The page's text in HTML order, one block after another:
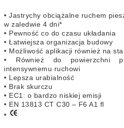
• Jastrychy obciążalne ruchem
w zaledwie 4 dni*
• Pewność co do czasu układania
• Łatwiejsza organizacja budowy
• Możliwość aplikacji również na
• Również do powierzchni
intensywnemu ruchowi
• Lepsza urabialność
• Brak skurczu
• EC1: o bardzo niskiej emisji
• EN 13813 CT C30 – F6 A1 fl
•